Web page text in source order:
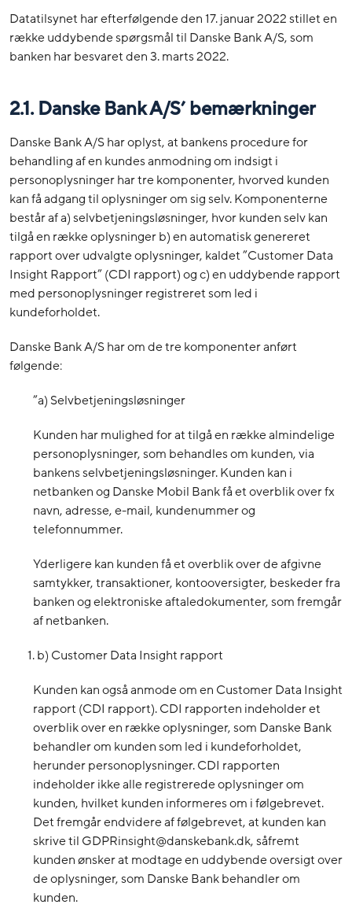
Datatilsynet har efterfølgende den 17. januar 2022 stillet en
række uddybende spørgsmål til Danske Bank A/S, som
banken har besvaret den 3. marts 2022.
2.1. Danske Bank A/S’ bemærkninger
Danske Bank A/S har oplyst, at bankens procedure for
behandling af en kundes anmodning om indsigt i
personoplysninger har tre komponenter, hvorved kunden
kan få adgang til oplysninger om sig selv. Komponenterne
består af a) selvbetjeningsløsninger, hvor kunden selv kan
tilgå en række oplysninger b) en automatisk genereret
rapport over udvalgte oplysninger, kaldet ”Customer Data
Insight Rapport” (CDI rapport) og c) en uddybende rapport
med personoplysninger registreret som led i
kundeforholdet.
Danske Bank A/S har om de tre komponenter anført
følgende:
”a) Selvbetjeningsløsninger
Kunden har mulighed for at tilgå en række almindelige
personoplysninger, som behandles om kunden, via
bankens selvbetjeningsløsninger. Kunden kan i
netbanken og Danske Mobil Bank få et overblik over fx
navn, adresse, e-mail, kundenummer og
telefonnummer.
Yderligere kan kunden få et overblik over de afgivne
samtykker, transaktioner, kontooversigter, beskeder fra
banken og elektroniske aftaledokumenter, som fremgår
af netbanken.
b) Customer Data Insight rapport
Kunden kan også anmode om en Customer Data Insight
rapport (CDI rapport). CDI rapporten indeholder et
overblik over en række oplysninger, som Danske Bank
behandler om kunden som led i kundeforholdet,
herunder personoplysninger. CDI rapporten
indeholder ikke alle registrerede oplysninger om
kunden, hvilket kunden informeres om i følgebrevet.
Det fremgår endvidere af følgebrevet, at kunden kan
skrive til GDPRinsight@danskebank.dk, såfremt
kunden ønsker at modtage en uddybende oversigt over
de oplysninger, som Danske Bank behandler om
kunden.